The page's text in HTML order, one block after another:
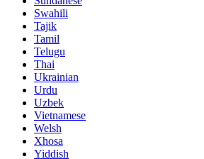
Swahili
Tajik
Tamil
Telugu
Thai
Ukrainian
Urdu
Uzbek
Vietnamese
Welsh
Xhosa
Yiddish